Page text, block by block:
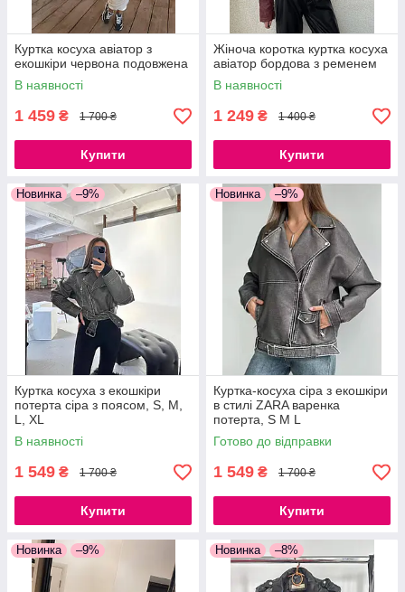
Куртка косуха авіатор з
екошкіри червона подовжена
В наявності
1 459 ₴ 1 700 ₴
Купити
Жіноча коротка куртка косуха
авіатор бордова з ременем
В наявності
1 249 ₴ 1 400 ₴
Купити
Новинка –9%
Куртка косуха з екошкіри
потерта сіра з поясом, S, M,
L, XL
В наявності
1 549 ₴ 1 700 ₴
Купити
Новинка –9%
Куртка-косуха сіра з екошкіри
в стилі ZARA варенка
потерта, S M L
Готово до відправки
1 549 ₴ 1 700 ₴
Купити
Новинка –9% Новинка –8%